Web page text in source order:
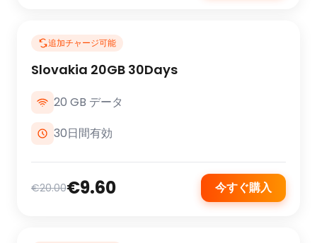
追加チャージ可能
Slovakia 20GB 30Days
20 GB データ
30日間有効
€20.00€9.60 今すぐ購入